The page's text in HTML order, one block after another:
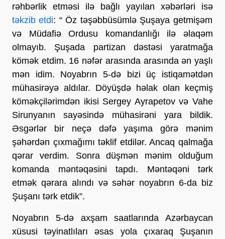
rəhbərlik etməsi ilə bağlı yayılan xəbərləri isə
təkzib etdi: “ Öz təşəbbüsümlə Şuşaya getmişəm
və Müdafiə Ordusu komandanlığı ilə əlaqəm
olmayıb. Şuşada partizan dəstəsi yaratmağa
kömək etdim. 16 nəfər arasında arasında ən yaşlı
mən idim. Noyabrın 5-də bizi üç istiqamətdən
mühasirəyə aldılar. Döyüşdə həlak olan keçmiş
köməkçilərimdən ikisi Sergey Ayrapetov və Vahe
Sirunyanın sayəsində mühasirəni yara bildik.
Əsgərlər bir neçə dəfə yaşıma görə mənim
şəhərdən çıxmağımı təklif etdilər. Ancaq qalmağa
qərar verdim. Sonra düşmən mənim olduğum
komanda məntəqəsini tapdı. Məntəqəni tərk
etmək qərara alındı ​​və səhər noyabrın 6-da biz
Şuşanı tərk etdik”.
Noyabrın 5-də axşam saatlarında Azərbaycan
xüsusi təyinatlıları əsas yola çıxaraq Şuşanın